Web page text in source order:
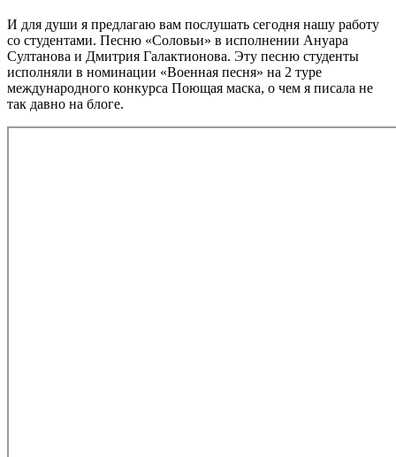
И для души я предлагаю вам послушать сегодня нашу работу
со студентами. Песню «Соловьи» в исполнении Ануара
Султанова и Дмитрия Галактионова. Эту песню студенты
исполняли в номинации «Военная песня» на 2 туре
международного конкурса Поющая маска, о чем я писала не
так давно на блоге.